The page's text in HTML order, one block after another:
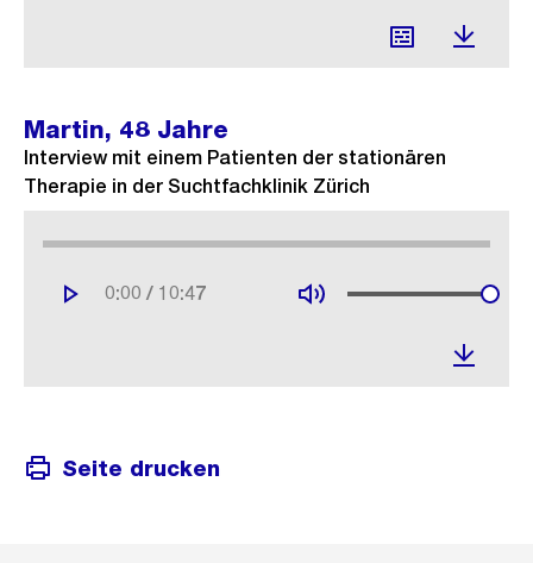
Martin, 48 Jahre
Interview mit einem Patienten der stationären
Therapie in der Suchtfachklinik Zürich
/
Seite drucken